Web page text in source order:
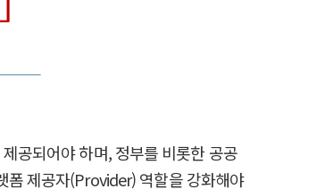
공되어야 하며, 정부를 비롯한 공공
폼 제공자(Provider) 역할을 강화해야